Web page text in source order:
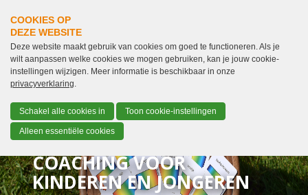
COACHING VOOR
KINDEREN EN JONGEREN
COOKIES OP
DEZE WEBSITE
Deze website maakt gebruik van cookies om goed te functioneren. Als je
wilt aanpassen welke cookies we mogen gebruiken, kan je jouw cookie-
instellingen wijzigen. Meer informatie is beschikbaar in onze
privacyverklaring.
Schakel alle cookies in Toon cookie-instellingen
Alleen essentiële cookies